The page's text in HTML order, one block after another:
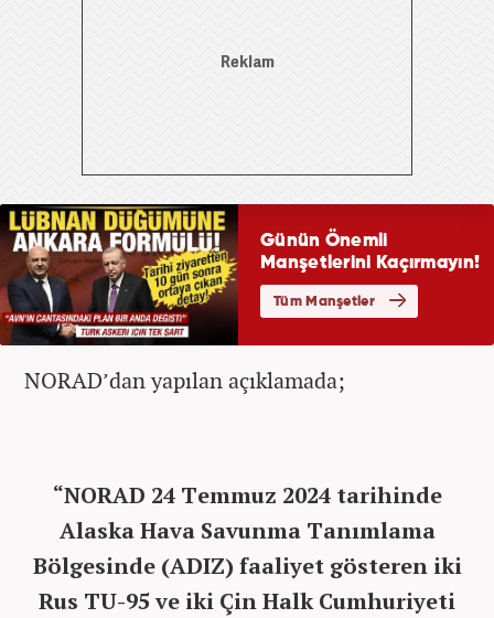
NORAD’dan yapılan açıklamada;
“NORAD 24 Temmuz 2024 tarihinde
Alaska Hava Savunma Tanımlama
Bölgesinde (ADIZ) faaliyet gösteren iki
Rus TU-95 ve iki Çin Halk Cumhuriyeti